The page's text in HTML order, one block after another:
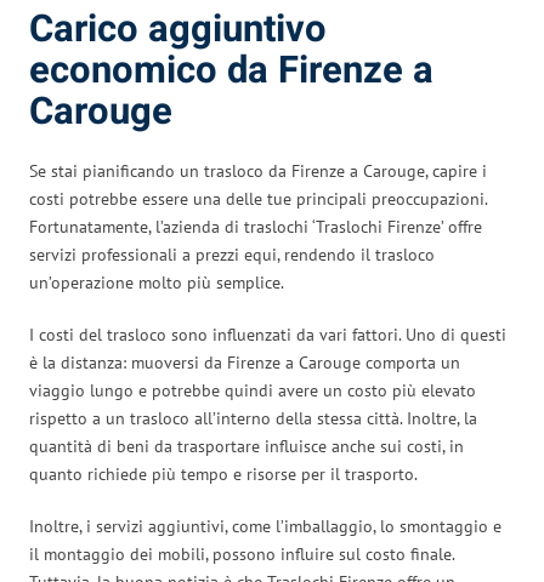
Carico aggiuntivo
economico da Firenze a
Carouge
Se stai pianificando un trasloco da Firenze a Carouge, capire i
costi potrebbe essere una delle tue principali preoccupazioni.
Fortunatamente, l’azienda di traslochi ‘Traslochi Firenze’ offre
servizi professionali a prezzi equi, rendendo il trasloco
un’operazione molto più semplice.
I costi del trasloco sono influenzati da vari fattori. Uno di questi
è la distanza: muoversi da Firenze a Carouge comporta un
viaggio lungo e potrebbe quindi avere un costo più elevato
rispetto a un trasloco all’interno della stessa città. Inoltre, la
quantità di beni da trasportare influisce anche sui costi, in
quanto richiede più tempo e risorse per il trasporto.
Inoltre, i servizi aggiuntivi, come l’imballaggio, lo smontaggio e
il montaggio dei mobili, possono influire sul costo finale.